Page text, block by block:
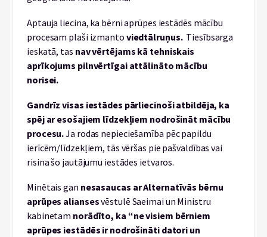
Aptauja liecina, ka bērni aprūpes iestādēs mācību
procesam plaši izmanto viedtālruņus.Tiesībsarga
ieskatā, tas nav vērtējams kā tehniskais
aprīkojums pilnvērtīgai attālināto mācību
norisei.
Gandrīz visas iestādes pārliecinoši atbildēja, ka
spēj ar esošajiem līdzekļiem nodrošināt mācību
procesu.Ja rodas nepieciešamība pēc papildu
ierīcēm/līdzekļiem, tās vēršas pie pašvaldības vai
risina šo jautājumu iestādes ietvaros.
Minētais gan nesasaucas ar Alternatīvās bērnu
aprūpes aliansesvēstulē Saeimai un Ministru
kabinetam norādīto, ka “ne visiem bērniem
aprūpes iestādēs ir nodrošināti datori un